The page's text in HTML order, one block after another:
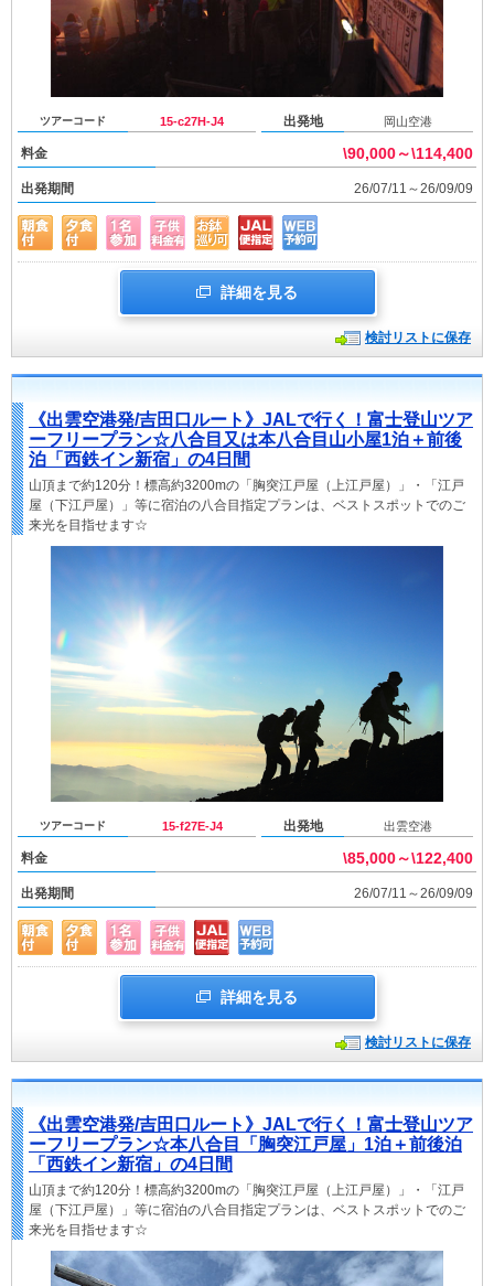
ツアーコード 15-c27H-J4 出発地 岡山空港
料金 \90,000～\114,400
出発期間 26/07/11～26/09/09
詳細を見る
検討リストに保存
《出雲空港発/吉田口ルート》JALで行く！富士登山ツア
ーフリープラン☆八合目又は本八合目山小屋1泊＋前後
泊「西鉄イン新宿」の4日間
山頂まで約120分！標高約3200mの「胸突江戸屋（上江戸屋）」・「江戸
屋（下江戸屋）」等に宿泊の八合目指定プランは、ベストスポットでのご
来光を目指せます☆
ツアーコード 15-f27E-J4 出発地 出雲空港
料金 \85,000～\122,400
出発期間 26/07/11～26/09/09
詳細を見る
検討リストに保存
《出雲空港発/吉田口ルート》JALで行く！富士登山ツア
ーフリープラン☆本八合目「胸突江戸屋」1泊＋前後泊
「西鉄イン新宿」の4日間
山頂まで約120分！標高約3200mの「胸突江戸屋（上江戸屋）」・「江戸
屋（下江戸屋）」等に宿泊の八合目指定プランは、ベストスポットでのご
来光を目指せます☆